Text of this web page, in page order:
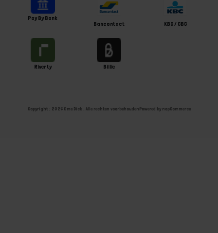
Pay By Bank
Bancontact
KBC / CBC
Riverty Billie
Copyright ; 2026 Ome Dick . Alle rechten voorbehoudenPowered by nopCommerce